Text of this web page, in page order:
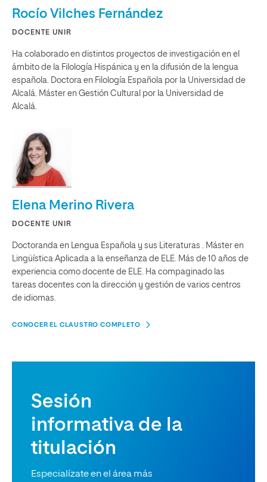
Rocío Vilches Fernández
DOCENTE UNIR
Ha colaborado en distintos proyectos de investigación en el
ámbito de la Filología Hispánica y en la difusión de la lengua
española. Doctora en Filología Española por la Universidad de
Alcalá. Máster en Gestión Cultural por la Universidad de
Alcalá.
Elena Merino Rivera
DOCENTE UNIR
Doctoranda en Lengua Española y sus Literaturas . Máster en
Lingüística Aplicada a la enseñanza de ELE. Más de 10 años de
experiencia como docente de ELE. Ha compaginado las
tareas docentes con la dirección y gestión de varios centros
de idiomas.
CONOCER EL CLAUSTRO COMPLETO
Sesión
informativa de la
titulación
Especialízate en el área más